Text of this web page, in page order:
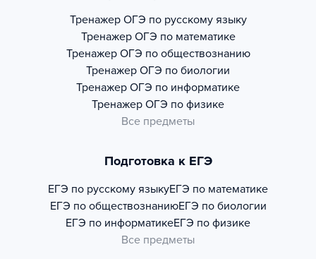
Тренажер ОГЭ по русскому языку
Тренажер ОГЭ по математике
Тренажер ОГЭ по обществознанию
Тренажер ОГЭ по биологии
Тренажер ОГЭ по информатике
Тренажер ОГЭ по физике
Все предметы
Подготовка к ЕГЭ
ЕГЭ по русскому языкуЕГЭ по математике
ЕГЭ по обществознаниюЕГЭ по биологии
ЕГЭ по информатикеЕГЭ по физике
Все предметы